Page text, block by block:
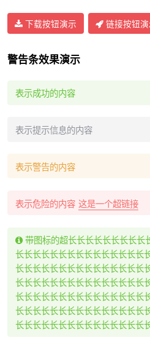
下载按钮演示 链接按钮
警告条效果演示
表示成功的内容
表示提示信息的内容
表示警告的内容
表示危险的内容 这是一个超链接
带图标的超长长长长长长长长长
长长长长长长长长长长长长长长长
长长长长长长长长长长长长长长长
长长长长长长长长长长长长长长长
长长长长长长长长长长长长长长长
长长长长长长长长长长长长长长长
长长长长长长长长长长长长长长长